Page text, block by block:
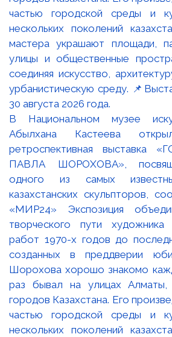
В Национальном музее
Абылхана Кастеева
ретроспективная
ПАВЛА ШОРОХОВА»,
одного из самых
казахстанских скульпторов,
«МИР24» Экспозиция
творческого пути художника
работ 1970-х годов до
созданных в преддверии
Шорохова хорошо знакомо
раз бывал на улицах Алматы,
городов Казахстана. Его
частью городской среды и
нескольких поколений